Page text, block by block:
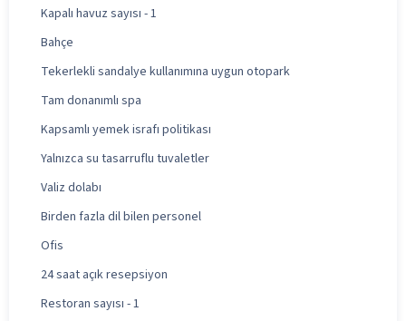
Kapalı havuz sayısı - 1
Bahçe
Tekerlekli sandalye kullanımına uygun otopark
Tam donanımlı spa
Kapsamlı yemek israfı politikası
Yalnızca su tasarruflu tuvaletler
Valiz dolabı
Birden fazla dil bilen personel
Ofis
24 saat açık resepsiyon
Restoran sayısı - 1